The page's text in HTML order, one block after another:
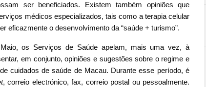
ser beneficiados. Existem também opiniões que
médicos especializados, tais como a terapia celular
eficazmente o desenvolvimento da “saúde + turismo”.
os Serviços de Saúde apelam, mais uma vez, à
em conjunto, opiniões e sugestões sobre o regime e
cuidados de saúde de Macau. Durante esse período, é
, correio electrónico, fax, correio postal ou pessoalmente.